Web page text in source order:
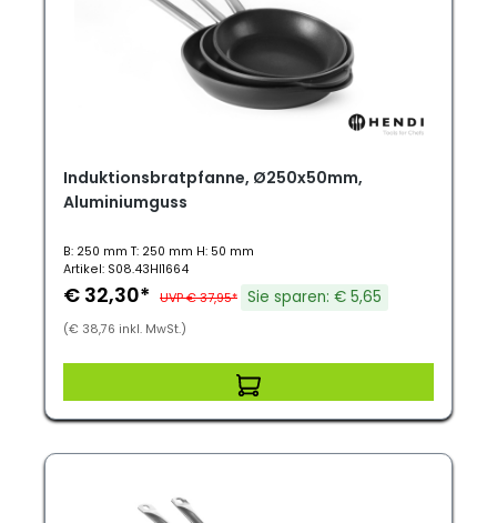
Induktionsbratpfanne, Ø250x50mm,
Aluminiumguss
B: 250 mm T: 250 mm H: 50 mm
Artikel: S08.43HI1664
€ 32,30* UVP € 37,95* Sie sparen: € 5,65
(€ 38,76 inkl. MwSt.)